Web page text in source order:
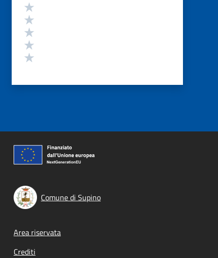
Valutazione
Comune di Supino
Footer menu
Area riservata
Crediti